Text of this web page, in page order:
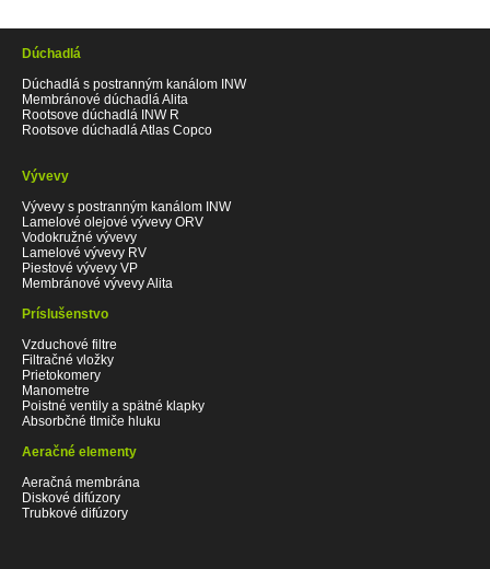
Dúchadlá
Dúchadlá s postranným kanálom INW
Membránové dúchadlá Alita
Rootsove dúchadlá INW R
Rootsove dúchadlá Atlas Copco
Vývevy
Vývevy s postranným kanálom INW
Lamelové olejové vývevy ORV
Vodokružné vývevy
Lamelové vývevy RV
Piestové vývevy VP
Membránové vývevy Alita
Príslušenstvo
Vzduchové filtre
Filtračné vložky
Prietokomery
Manometre
Poistné ventily a spätné klapky
Absorbčné tlmiče hluku
Aeračné elementy
Aeračná membrána
Diskové difúzory
Trubkové difúzory